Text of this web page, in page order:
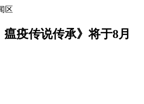
区
疫传说传承》将于8月